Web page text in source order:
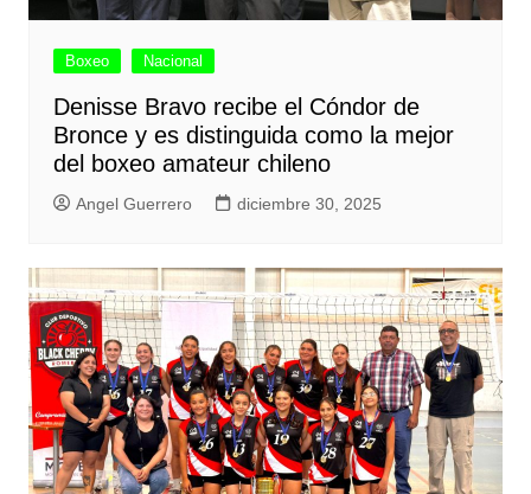
Boxeo Nacional
Denisse Bravo recibe el Cóndor de
Bronce y es distinguida como la mejor
del boxeo amateur chileno
Angel Guerrero diciembre 30, 2025